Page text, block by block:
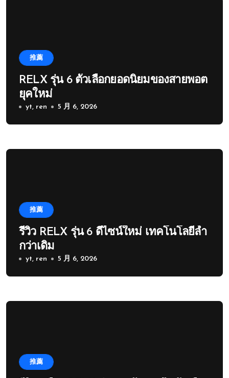
推薦
RELX รุ่น 6 ตัวเลือกยอดนิยมของสายพอต
ยุคใหม่
yt, ren 5 月 6, 2026
推薦
รีวิว RELX รุ่น 6 ดีไซน์ใหม่ เทคโนโลยีล้ำ
กว่าเดิม
yt, ren 5 月 6, 2026
推薦